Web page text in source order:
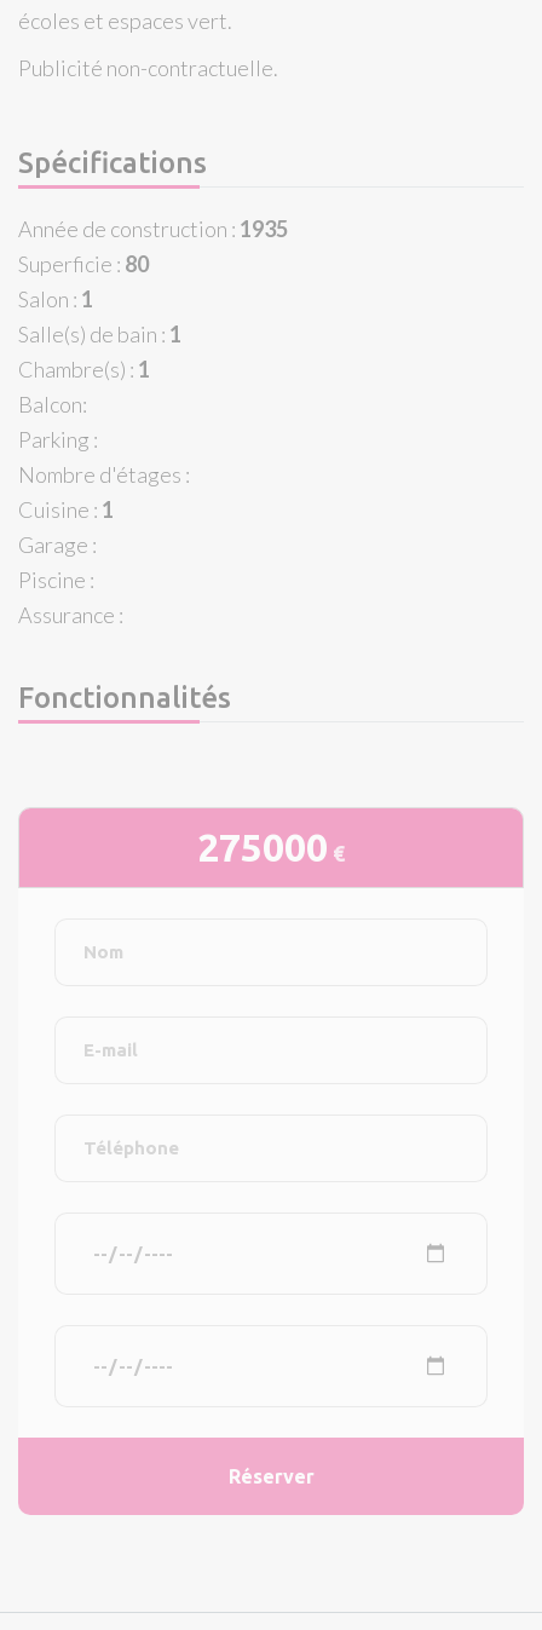
écoles et espaces vert.
Publicité non-contractuelle.
Spécifications
Année de construction : 1935
Superficie : 80
Salon : 1
Salle(s) de bain : 1
Chambre(s) : 1
Balcon:
Parking :
Nombre d'étages :
Cuisine : 1
Garage :
Piscine :
Assurance :
Fonctionnalités
275000 €